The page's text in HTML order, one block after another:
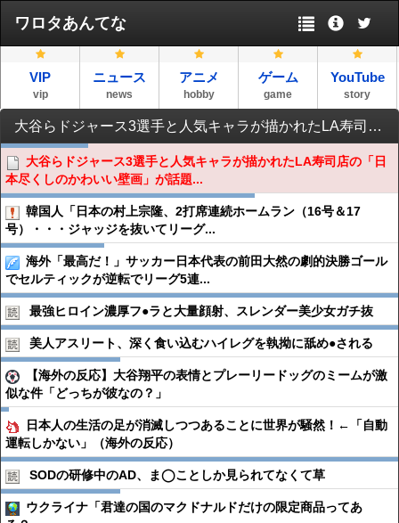
ワロタあんてな
VIP
vip
ニュース
news
アニメ
hobby
ゲーム
game
YouTube
story
大谷らドジャース3選手と人気キャラが描かれたLA寿司店の「日本尽くしのかわいい壁画」が話題に（海外の反応）
大谷らドジャース3選手と人気キャラが描かれたLA寿司店の「日
本尽くしのかわいい壁画」が話題...
韓国人「日本の村上宗隆、2打席連続ホームラン（16号＆17
号）・・・ジャッジを抜いてリーグ...
海外「最高だ！」サッカー日本代表の前田大然の劇的決勝ゴール
でセルティックが逆転でリーグ5連...
最強ヒロイン濃厚フ●︎ラと大量顔射、スレンダー美少女ガチ抜
美人アスリート、深く食い込むハイレグを執拗に舐め●︎される
【海外の反応】大谷翔平の表情とプレーリードッグのミームが激
似な件「どっちが彼なの？」
日本人の生活の足が消滅しつつあることに世界が騒然！←「自動
運転しかない」（海外の反応）
SODの研修中のAD、ま◯ことしか見られてなくて草
ウクライナ「君達の国のマクドナルドだけの限定商品ってあ